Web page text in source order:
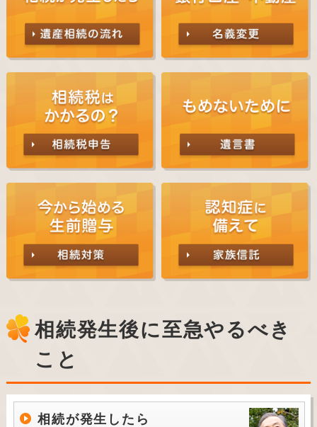
相続発生後に至急やるべき
こと
相続が発生したら